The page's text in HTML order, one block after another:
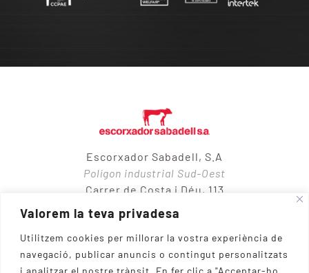
Valorem la teva privadesa
Utilitzem cookies per millorar la vostra experiència de
navegació, publicar anuncis o contingut personalitzats
i analitzar el nostre trànsit.
En fer clic a "Acceptar-ho
Escorxador Sabadell, S.A
Polígon industrial Sud-Oest
Carrer de Costa i Déu, 113
08205 – Sabadell
937 10 65 50